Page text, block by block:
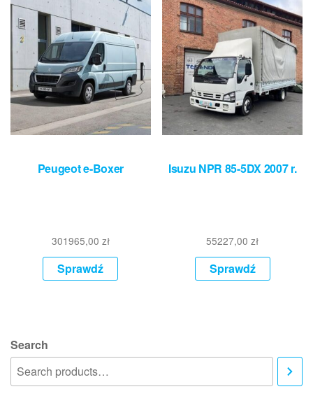
Peugeot e-Boxer
301965,00 zł
Sprawdź
Isuzu NPR 85-5DX 2007 r.
55227,00zł
Sprawdź
Search